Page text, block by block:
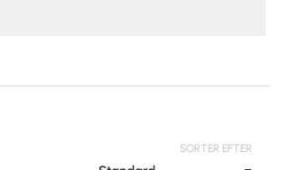
SORTER EFTER